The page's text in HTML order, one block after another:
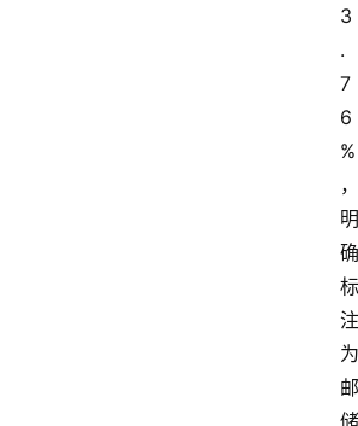
3
.
7
6
%
，
明
确
标
注
为
邮
储